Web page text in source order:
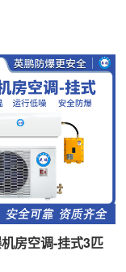
房空调-挂式3匹